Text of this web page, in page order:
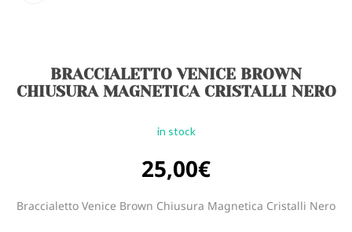
BRACCIALETTO VENICE BROWN
CHIUSURA MAGNETICA CRISTALLI NERO
in stock
25,00€
Braccialetto Venice Brown Chiusura Magnetica Cristalli Nero